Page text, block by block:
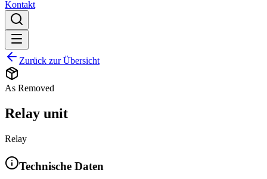
Kontakt
Zurück zur Übersicht
As Removed
Relay unit
Relay
Technische Daten